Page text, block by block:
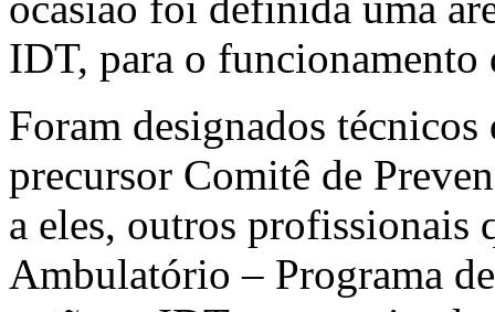
IDT, para o funcionamento
Foram designados
precursor Comitê de
a eles, outros profissionais
Ambulatório – Programa